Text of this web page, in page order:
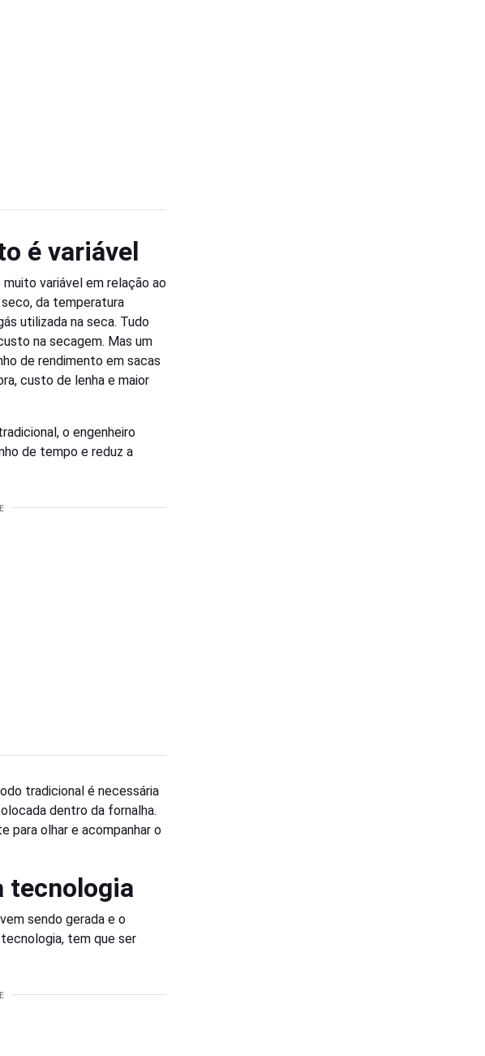
é variável
variável em relação ao
da temperatura
utilizada na seca. Tudo
na secagem. Mas um
de rendimento em sacas
custo de lenha e maior
o engenheiro
de tempo e reduz a
tradicional é necessária
dentro da fornalha.
para olhar e acompanhar o
tecnologia
sendo gerada e o
tem que ser